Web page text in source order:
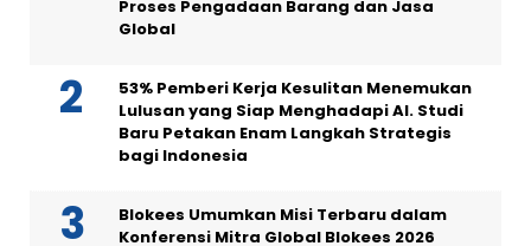
Proses Pengadaan Barang dan Jasa
Global
53% Pemberi Kerja Kesulitan Menemukan
Lulusan yang Siap Menghadapi AI. Studi
Baru Petakan Enam Langkah Strategis
bagi Indonesia
Blokees Umumkan Misi Terbaru dalam
Konferensi Mitra Global Blokees 2026